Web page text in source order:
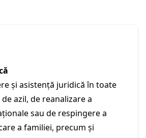
şi asistenţă juridică în toate
azil, de reanalizare a
sau de respingere a
a familiei, precum și